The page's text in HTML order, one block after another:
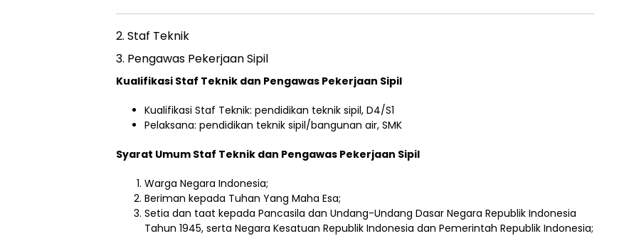
2. Staf Teknik
3. Pengawas Pekerjaan Sipil
Kualifikasi Staf Teknik dan Pengawas Pekerjaan Sipil
Kualifikasi Staf Teknik: pendidikan teknik sipil, D4/S1
Pelaksana: pendidikan teknik sipil/bangunan air, SMK
Syarat Umum Staf Teknik dan Pengawas Pekerjaan Sipil
Warga Negara Indonesia;
Beriman kepada Tuhan Yang Maha Esa;
Setia dan taat kepada Pancasila dan Undang-Undang Dasar Negara Republik Indonesia
Tahun 1945, serta Negara Kesatuan Republik Indonesia dan Pemerintah Republik Indonesia;